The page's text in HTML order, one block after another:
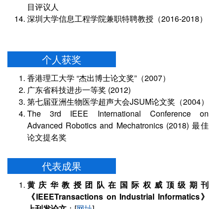
目评议人
深圳大学信息工程学院兼职特聘教授（2016-2018）
个人获奖
香港理工大学 “杰出博士论文奖”（2007）
广东省科技进步一等奖 (2012)
第七届亚洲生物医学超声大会JSUM论文奖（2004）
The 3rd IEEE International Conference on
Advanced Robotics and Mechatronics (2018) 最佳
论文提名奖
代表成果
黄庆华教授团队在国际权威顶级期刊
《IEEETransactions on Industrial Informatics》